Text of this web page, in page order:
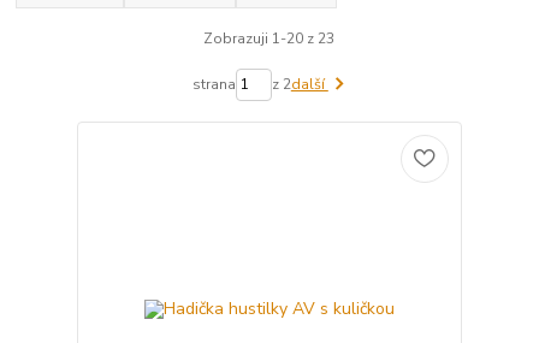
Zobrazuji 1-20 z 23
strana z 2další